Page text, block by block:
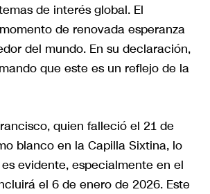
de interés global. El
de renovada esperanza
del mundo. En su declaración,
que este es un reflejo de la
quien falleció el 21 de
blanco en la Capilla Sixtina, lo
evidente, especialmente en el
el 6 de enero de 2026. Este